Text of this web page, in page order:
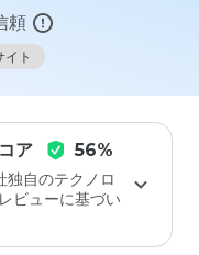
頼
イト
ア 56%
独自のテクノロ
ビューに基づい